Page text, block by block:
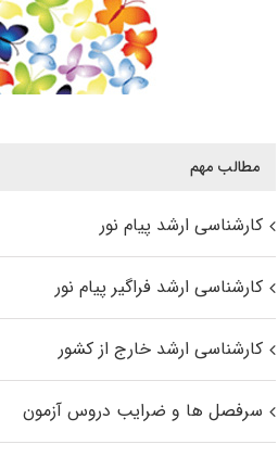
مطالب مهم
کارشناسی ارشد پیام نور
کارشناسی ارشد فراگیر پیام نور
کارشناسی ارشد خارج از کشور
سرفصل ها و ضرایب دروس آزمون